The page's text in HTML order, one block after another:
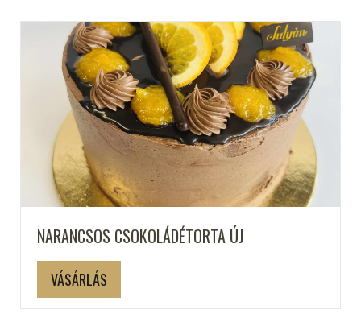
NARANCSOS CSOKOLÁDÉTORTA ÚJ
VÁSÁRLÁS